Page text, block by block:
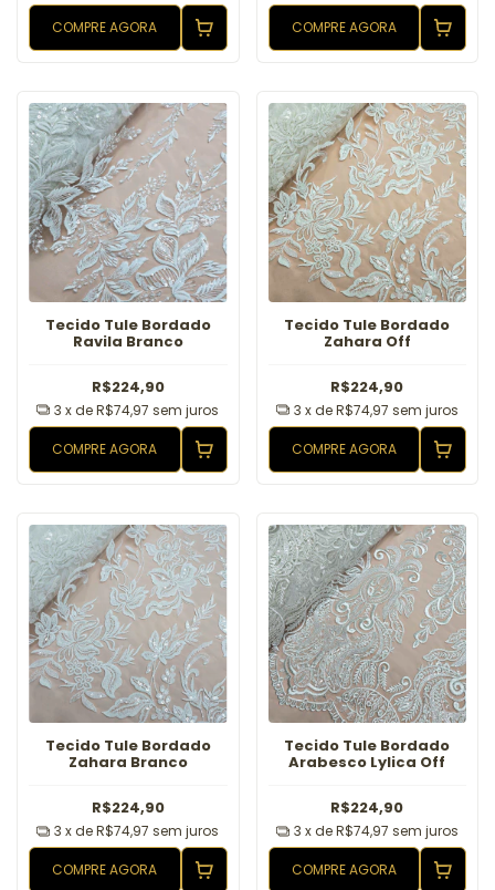
COMPRE AGORA COMPRE AGORA
Tecido Tule Bordado
Ravila Branco
R$224,90
3 x deR$74,97 sem juros
COMPRE AGORA
Tecido Tule Bordado
Zahara Off
R$224,90
3 x deR$74,97 sem juros
COMPRE AGORA
Tecido Tule Bordado
Zahara Branco
R$224,90
3 x deR$74,97 sem juros
COMPRE AGORA
Tecido Tule Bordado
Arabesco Lylica Off
R$224,90
3 x deR$74,97 sem juros
COMPRE AGORA